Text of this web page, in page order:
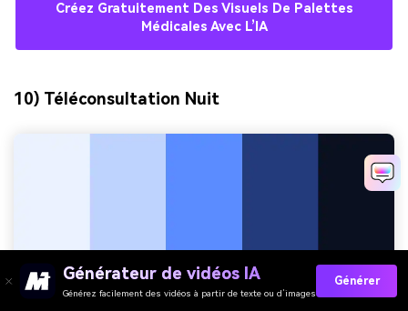
Créez Gratuitement Des Visuels De Palettes
Médicales Avec L’IA
10) Téléconsultation Nuit
Générateur de vidéos IA
Générez facilement des vidéos à partir de texte ou d’images
Générer